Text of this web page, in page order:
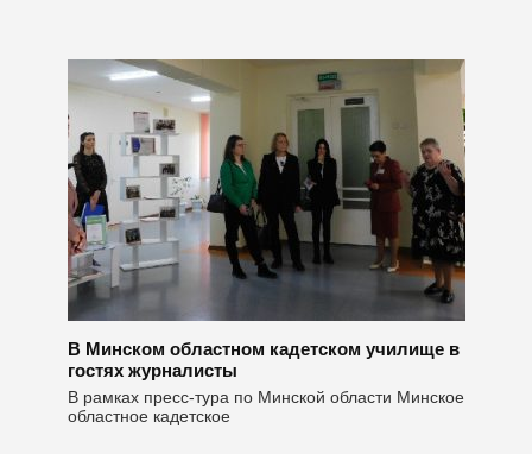
В Минском областном кадетском училище в
гостях журналисты
В рамках пресс-тура по Минской области Минское
областное кадетское